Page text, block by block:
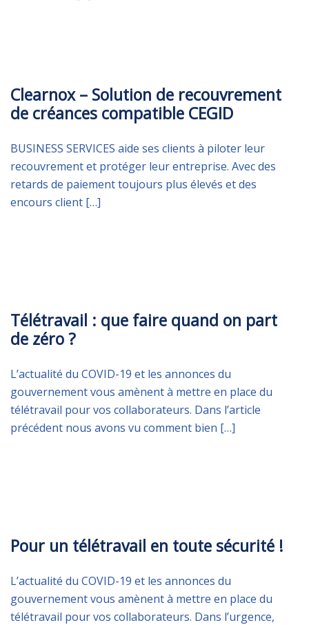
Clearnox – Solution de recouvrement
de créances compatible CEGID
BUSINESS SERVICES aide ses clients à piloter leur
recouvrement et protéger leur entreprise. Avec des
retards de paiement toujours plus élevés et des
encours client […]
Télétravail : que faire quand on part
de zéro ?
L’actualité du COVID-19 et les annonces du
gouvernement vous amènent à mettre en place du
télétravail pour vos collaborateurs. Dans l’article
précédent nous avons vu comment bien […]
Pour un télétravail en toute sécurité !
L’actualité du COVID-19 et les annonces du
gouvernement vous amènent à mettre en place du
télétravail pour vos collaborateurs. Dans l’urgence,